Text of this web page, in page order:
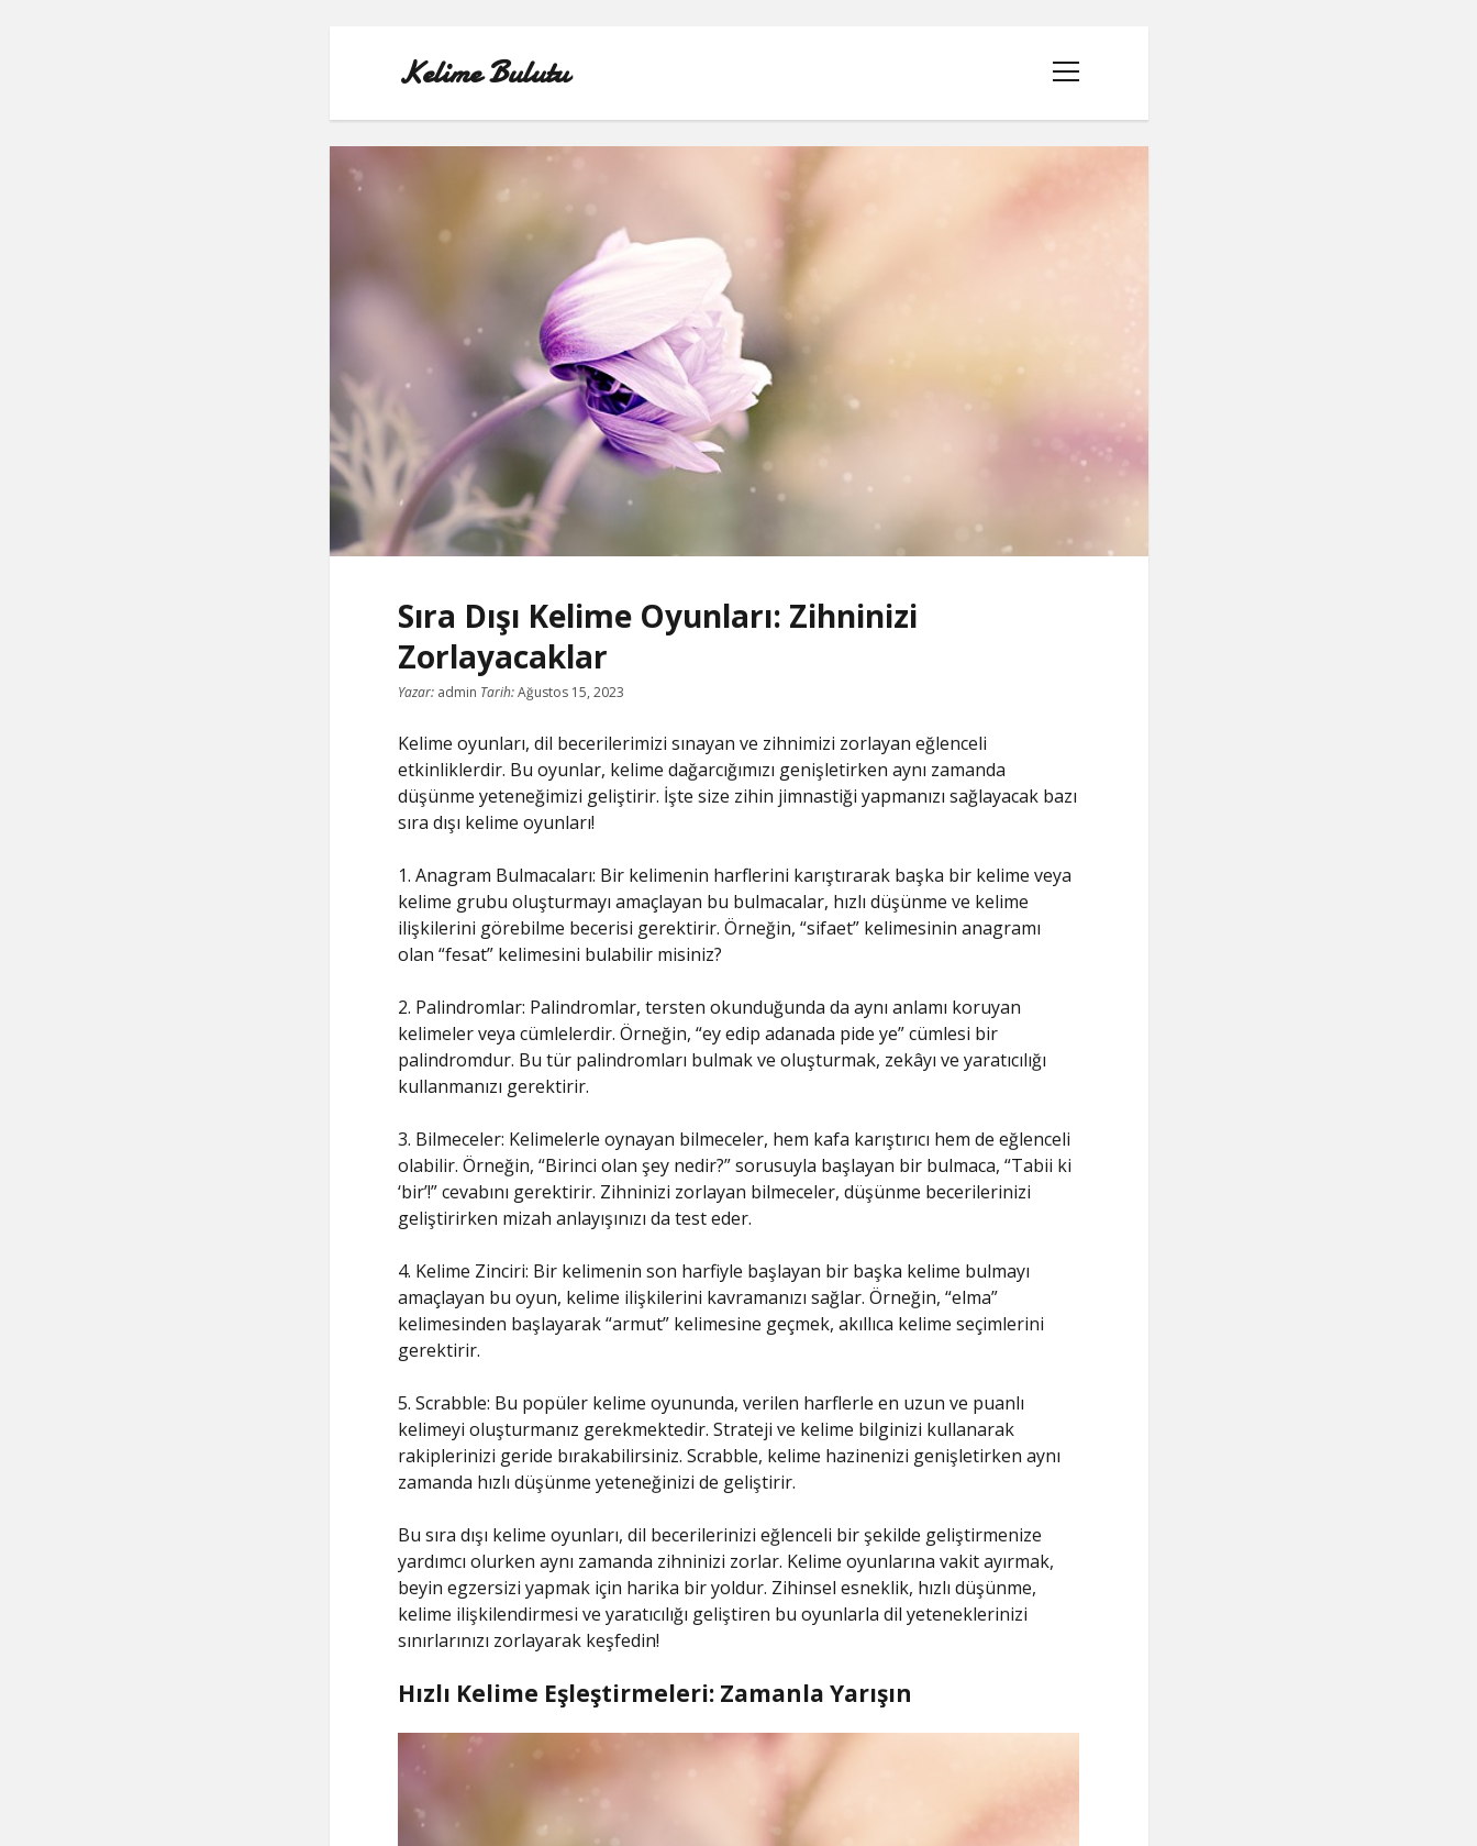
Kelime Bulutu
menüyü
aç
FACEBOOK BEĞENI KASMA ŞIFRESIZ
LISTE
SAYFA LISTESI
TIKTOK YORUM ATMA
YOUTUBE 1 MILYON TAKIPÇI NE KADAR PARA ALIYOR
Sıra Dışı Kelime Oyunları: Zihninizi
Zorlayacaklar
Yazar:admin Tarih:Ağustos 15, 2023
Kelime oyunları, dil becerilerimizi sınayan ve zihnimizi zorlayan eğlenceli
etkinliklerdir. Bu oyunlar, kelime dağarcığımızı genişletirken aynı zamanda
düşünme yeteneğimizi geliştirir. İşte size zihin jimnastiği yapmanızı sağlayacak bazı
sıra dışı kelime oyunları!
1. Anagram Bulmacaları: Bir kelimenin harflerini karıştırarak başka bir kelime veya
kelime grubu oluşturmayı amaçlayan bu bulmacalar, hızlı düşünme ve kelime
ilişkilerini görebilme becerisi gerektirir. Örneğin, “sifaet” kelimesinin anagramı
olan “fesat” kelimesini bulabilir misiniz?
2. Palindromlar: Palindromlar, tersten okunduğunda da aynı anlamı koruyan
kelimeler veya cümlelerdir. Örneğin, “ey edip adanada pide ye” cümlesi bir
palindromdur. Bu tür palindromları bulmak ve oluşturmak, zekâyı ve yaratıcılığı
kullanmanızı gerektirir.
3. Bilmeceler: Kelimelerle oynayan bilmeceler, hem kafa karıştırıcı hem de eğlenceli
olabilir. Örneğin, “Birinci olan şey nedir?” sorusuyla başlayan bir bulmaca, “Tabii ki
‘bir’!” cevabını gerektirir. Zihninizi zorlayan bilmeceler, düşünme becerilerinizi
geliştirirken mizah anlayışınızı da test eder.
4. Kelime Zinciri: Bir kelimenin son harfiyle başlayan bir başka kelime bulmayı
amaçlayan bu oyun, kelime ilişkilerini kavramanızı sağlar. Örneğin, “elma”
kelimesinden başlayarak “armut” kelimesine geçmek, akıllıca kelime seçimlerini
gerektirir.
5. Scrabble: Bu popüler kelime oyununda, verilen harflerle en uzun ve puanlı
kelimeyi oluşturmanız gerekmektedir. Strateji ve kelime bilginizi kullanarak
rakiplerinizi geride bırakabilirsiniz. Scrabble, kelime hazinenizi genişletirken aynı
zamanda hızlı düşünme yeteneğinizi de geliştirir.
Bu sıra dışı kelime oyunları, dil becerilerinizi eğlenceli bir şekilde geliştirmenize
yardımcı olurken aynı zamanda zihninizi zorlar. Kelime oyunlarına vakit ayırmak,
beyin egzersizi yapmak için harika bir yoldur. Zihinsel esneklik, hızlı düşünme,
kelime ilişkilendirmesi ve yaratıcılığı geliştiren bu oyunlarla dil yeteneklerinizi
sınırlarınızı zorlayarak keşfedin!
Hızlı Kelime Eşleştirmeleri: Zamanla Yarışın